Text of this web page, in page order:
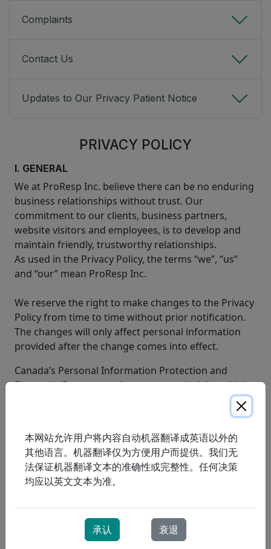
Complaints
Contact Us
Updates to Our Privacy Patient Notice
PRIVACY POLICY
I. GENERAL
We at ProResp Inc. believe there can be no enduring
business relationships without trust. Our
commitment to our clients, business partners,
website visitors and employees, is to develop and
maintain friendly, trustworthy relationships.
As used in the Privacy Policy, the terms “we”, “us”
and “our” mean ProResp Inc.
We reserve the right to make changes to the Privacy
Policy from time to time without prior notification.
The changes will only affect personal information
provided after the change comes into effect.
Canada’s Personal Information Protection and
Electronic Documents Act sets out principles which
organizations must follow. These are noted below
along with a description of our current practices
also noted below our current practices as they
relate to personal information disclosed to us by
email or via our website.
1. Accountability for Personal Information
We are responsible for maintaining and protecting
your personal information. The information we
本网站允许用户将内容自动机器翻译成英语以外的
其他语言。机器翻译仅为方便用户而提供。我们无
法保证机器翻译文本的准确性或完整性。任何决策
均应以英文文本为准。
承认 衰退